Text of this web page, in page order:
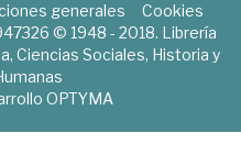
generales
Cookies
© 1948 - 2018. Librería
Ciencias Sociales, Historia y
OPTYMA